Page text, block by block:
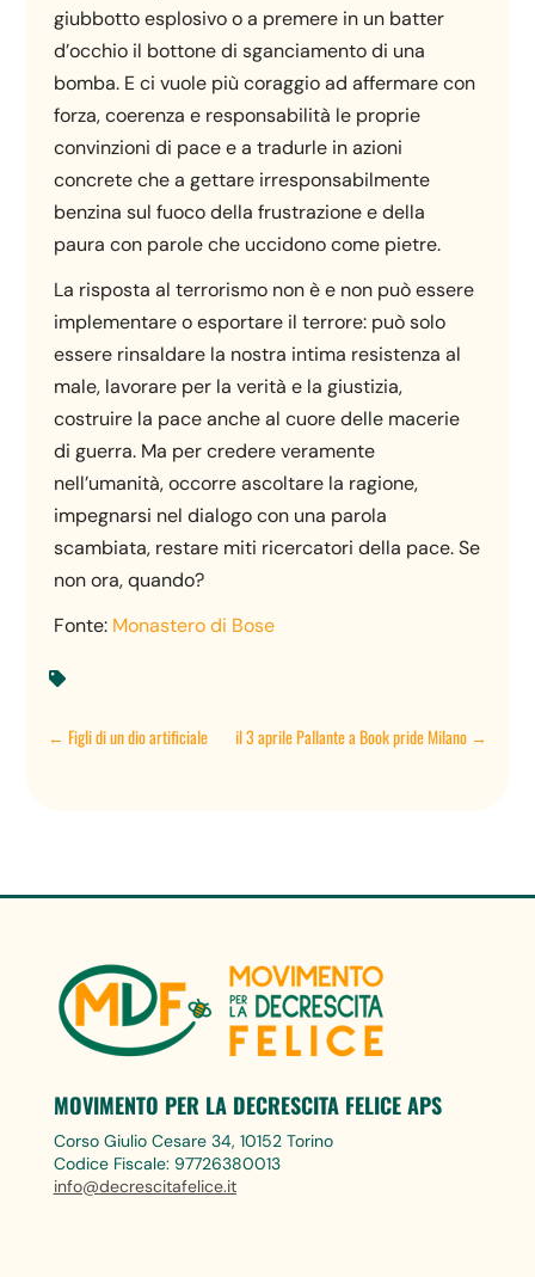
giubbotto esplosivo o a premere in un batter
d’occhio il bottone di sganciamento di una
bomba. E ci vuole più coraggio ad affermare con
forza, coerenza e responsabilità le proprie
convinzioni di pace e a tradurle in azioni
concrete che a gettare irresponsabilmente
benzina sul fuoco della frustrazione e della
paura con parole che uccidono come pietre.
La risposta al terrorismo non è e non può essere
implementare o esportare il terrore: può solo
essere rinsaldare la nostra intima resistenza al
male, lavorare per la verità e la giustizia,
costruire la pace anche al cuore delle macerie
di guerra. Ma per credere veramente
nell’umanità, occorre ascoltare la ragione,
impegnarsi nel dialogo con una parola
scambiata, restare miti ricercatori della pace. Se
non ora, quando?
Fonte: Monastero di Bose

←Figli di un dio artificiale il 3 aprile Pallante a Book pride Milano→
MOVIMENTO PER LA DECRESCITA FELICE APS
Corso Giulio Cesare 34, 10152 Torino
Codice Fiscale: 97726380013
info@decrescitafelice.it